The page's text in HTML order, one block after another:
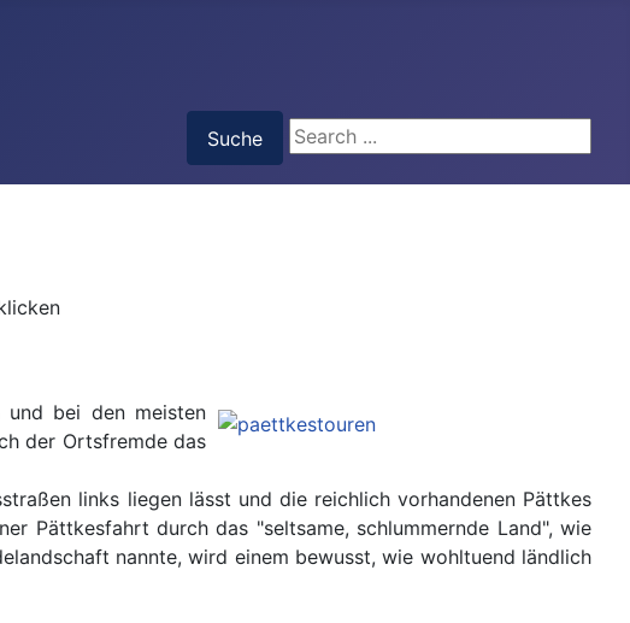
Suche
Suche
und bei den meisten
der Ortsfremde das
links liegen lässt und die reichlich vorhandenen Pättkes
Pättkesfahrt durch das "seltsame, schlummernde Land", wie
nannte, wird einem bewusst, wie wohltuend ländlich